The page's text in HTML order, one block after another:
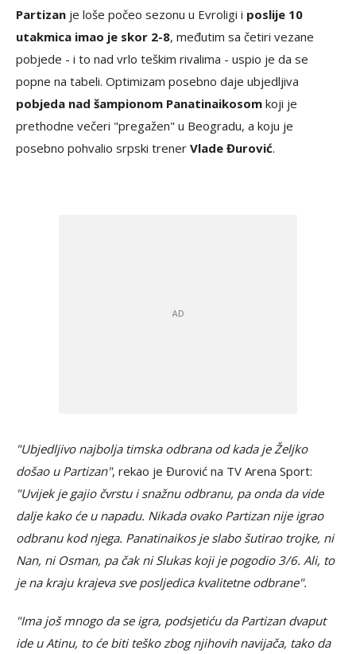
Partizan je loše počeo sezonu u Evroligi i poslije 10
utakmica imao je skor 2-8, međutim sa četiri vezane
pobjede - i to nad vrlo teškim rivalima - uspio je da se
popne na tabeli. Optimizam posebno daje ubjedljiva
pobjeda nad šampionom Panatinaikosom koji je
prethodne večeri "pregažen" u Beogradu, a koju je
posebno pohvalio srpski trener Vlade Đurović.
"Ubjedljivo najbolja timska odbrana od kada je Željko
došao u Partizan", rekao je Đurović na TV Arena Sport:
"Uvijek je gajio čvrstu i snažnu odbranu, pa onda da vide
dalje kako će u napadu. Nikada ovako Partizan nije igrao
odbranu kod njega. Panatinaikos je slabo šutirao trojke, ni
Nan, ni Osman, pa čak ni Slukas koji je pogodio 3/6. Ali, to
je na kraju krajeva sve posljedica kvalitetne odbrane".
"Ima još mnogo da se igra, podsjetiću da Partizan dvaput
ide u Atinu, to će biti teško zbog njihovih navijača, tako da